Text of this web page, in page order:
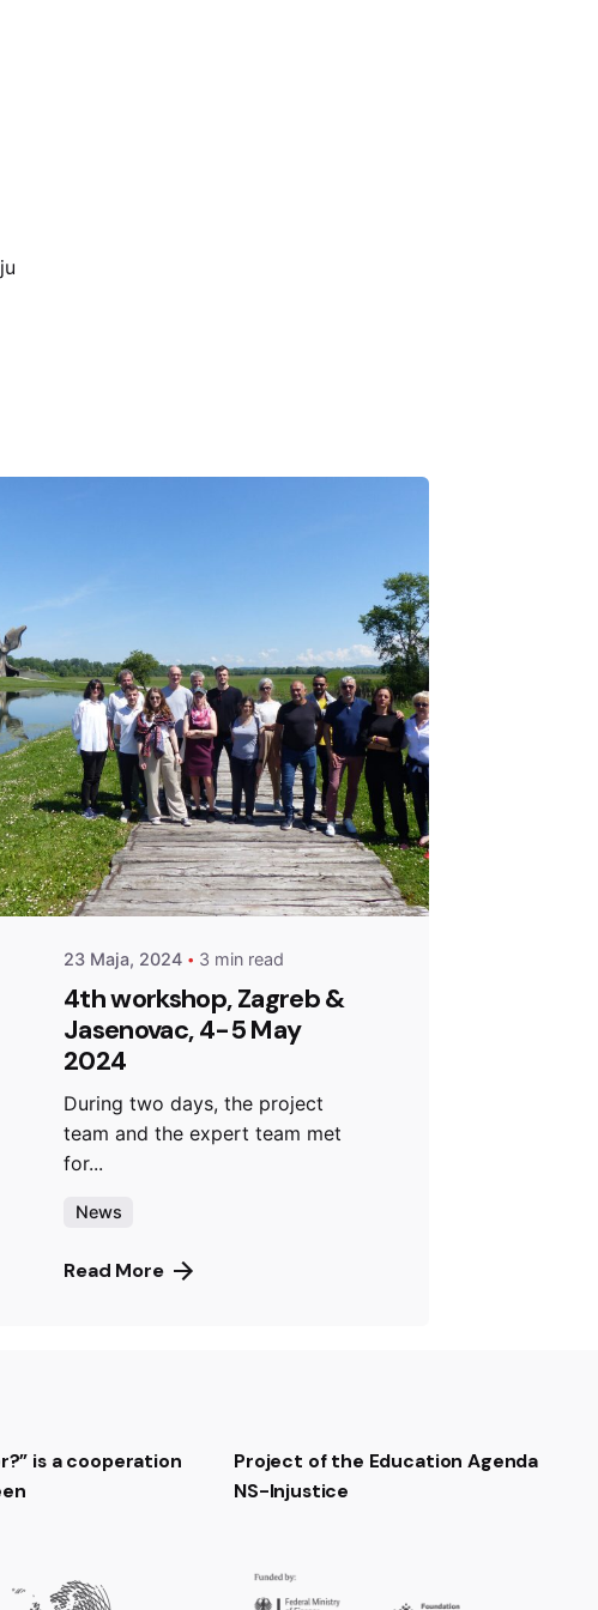
Posted by
admin
23 Maja, 2024 3 min read
4th workshop, Zagreb &
Jasenovac, 4-5 May
2024
During two days, the project
team and the expert team met
for...
News
Read More
is a cooperation
Project of the Education Agenda
NS-Injustice